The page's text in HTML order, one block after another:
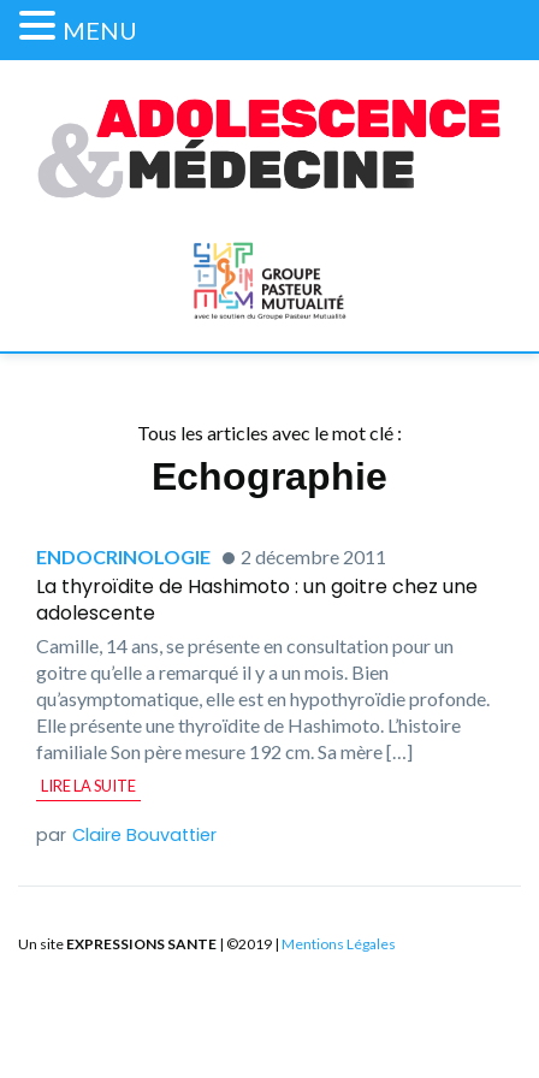
Tous les articles avec le mot clé :
Echographie
ENDOCRINOLOGIE 2 décembre 2011
La thyroïdite de Hashimoto : un goitre chez une
adolescente
Camille, 14 ans, se présente en consultation pour un
goitre qu’elle a remarqué il y a un mois. Bien
qu’asymptomatique, elle est en hypothyroïdie profonde.
Elle présente une thyroïdite de Hashimoto. L’histoire
familiale Son père mesure 192 cm. Sa mère […]
LIRE LA SUITE
Claire Bouvattier
Un site EXPRESSIONS SANTE | ©2019 | Mentions Légales
MENU